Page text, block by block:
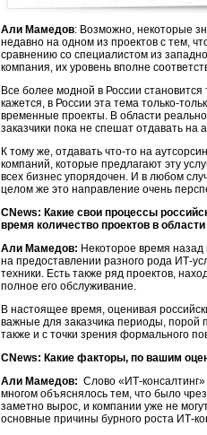
Али Мамедов: Возможно, некоторые
недавно на одном из проектов с тем,
сравнению со специалистом из
компания, их уровень вполне
Все более модной в России
кажется, в России эта тема только-
временные проекты. В области
заказчики пока не спешат отдавать
К тому же, отдавать что-то на
компаний, которые предлагают эту
всех бизнес упорядочен. И в любом
целом же это направление очень
CNews: Какие свои процессы
время количество проектов в области
Али Мамедов: Некоторое время
на предоставлении разного рода ИТ-
техники. Есть также ряд проектов,
полное его обслуживание.
В настоящее время, оценивая
важные для заказчика периоды, порой
также и с точки зрения формального
CNews: Какие факторы, по вашим
Али Мамедов: Слово «ИТ-консалтинг»
многом объяснялось тем, что было
заметно вырос, и компании уже не
основные причины бурного роста ИТ-